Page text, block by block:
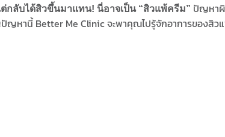
กลับได้สิวขึ้นมาแทน! นี่อาจเป็น “สิวแพ้ครีม” ปัญหาผิ
านี้ Better Me Clinic จะพาคุณไปรู้จักอาการของสิว